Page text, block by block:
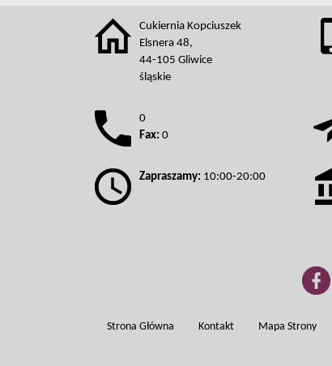
Cukiernia Kopciuszek
Elsnera 48,
44-105 Gliwice
śląskie
0
Fax: 0
Zapraszamy: 10:00-20:00
Strona Główna Kontakt Mapa Strony